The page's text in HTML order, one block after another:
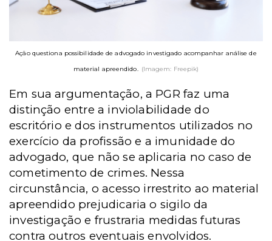
Ação questiona possibilidade de advogado investigado acompanhar análise de
material apreendido.
(Imagem: Freepik)
Em sua argumentação, a PGR faz uma
distinção entre a inviolabilidade do
escritório e dos instrumentos utilizados no
exercício da profissão e a imunidade do
advogado, que não se aplicaria no caso de
cometimento de crimes. Nessa
circunstância, o acesso irrestrito ao material
apreendido prejudicaria o sigilo da
investigação e frustraria medidas futuras
contra outros eventuais envolvidos.